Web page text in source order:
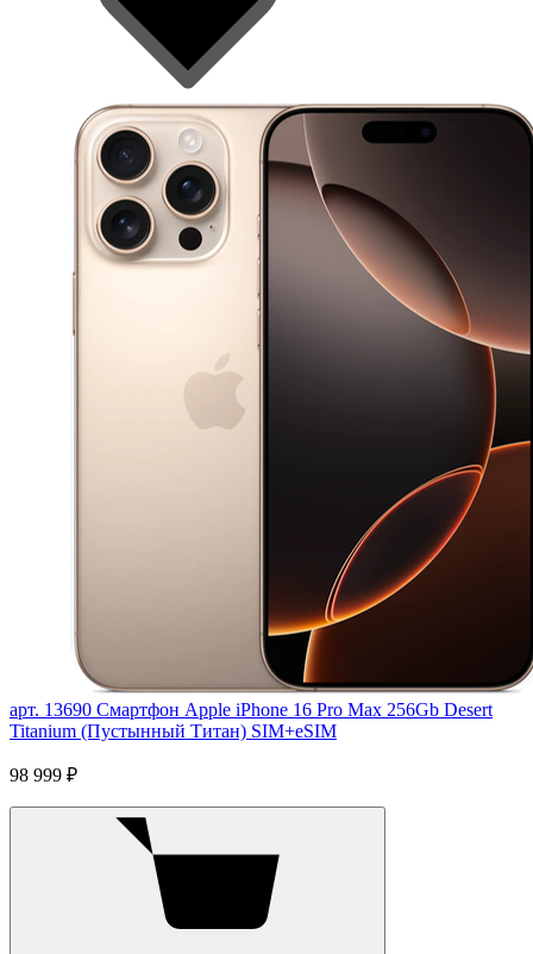
арт. 13690 Смартфон Apple iPhone 16 Pro Max 256Gb Desert
Titanium (Пустынный Титан) SIM+eSIM
98 999 ₽